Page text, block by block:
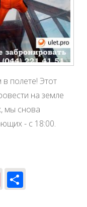
полете! Этот
на земле
мы снова
- с 18:00.
Pinterest